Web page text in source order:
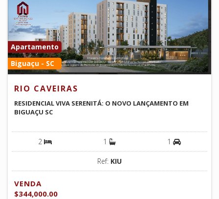
Apartamento
Biguaçu - SC
RIO CAVEIRAS
RESIDENCIAL VIVA SERENITÁ: O NOVO LANÇAMENTO EM
BIGUAÇU SC
2 1 1
Ref: KIU
VENDA
$344,000.00